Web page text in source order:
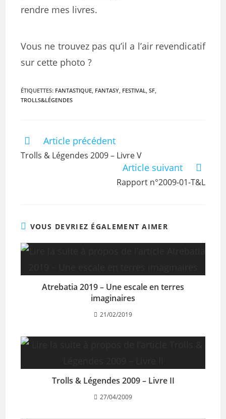
rendre mes livres.
Vous ne trouvez pas qu’il a l’air revendicatif
sur cette photo ?
ÉTIQUETTES: FANTASTIQUE, FANTASY, FESTIVAL, SF,
TROLLS&LÉGENDES
Article précédent
Trolls & Légendes 2009 – Livre V
Article suivant
Rapport n°2009-01-T&L
VOUS DEVRIEZ ÉGALEMENT AIMER
Atrebatia 2019 – Une escale en terres
imaginaires
21/02/2019
Trolls & Légendes 2009 – Livre II
27/04/2009